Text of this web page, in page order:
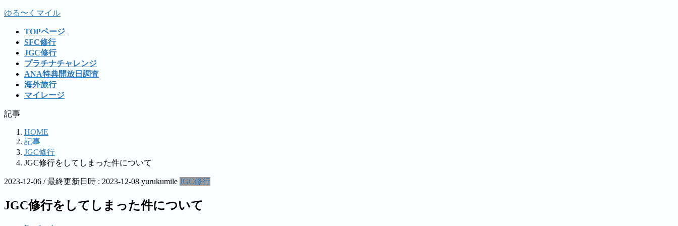
コ
ナ
ゆる〜くマイル
TOPページ
SFC修行
JGC修行
プラチナチャレンジ
ANA特典開放日調査
海外旅行
マイレージ
記事
HOME
記事
JGC修行
JGC修行をしてしまった件について
2023-12-06 / 最終更新日時 : 2023-12-08 yurukumile JGC修行
JGC修行をしてしまった件について